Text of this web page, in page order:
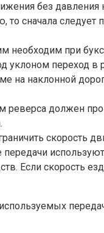
без давления
сначала следует
необходим при
уклоном переход в
на наклонной
реверса должен
скорость
Если скорость